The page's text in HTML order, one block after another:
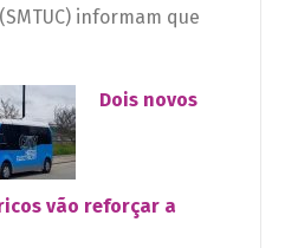
informam que
Dois novos
vão reforçar a